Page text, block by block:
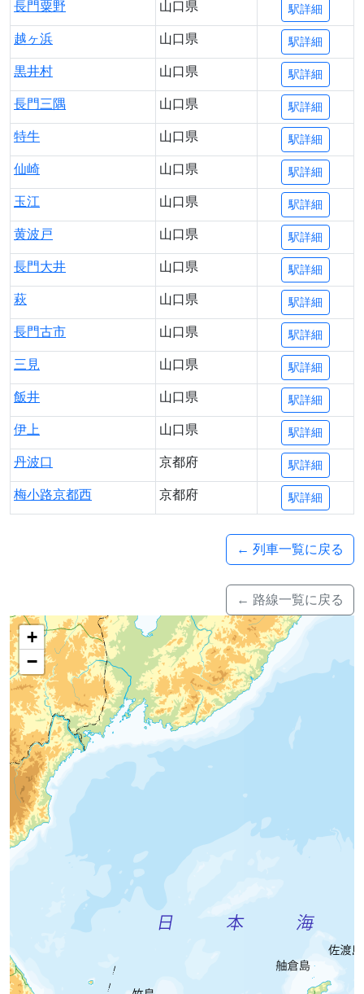
長門粟野 山口県 駅詳細
越ヶ浜 山口県 駅詳細
黒井村 山口県 駅詳細
長門三隅 山口県 駅詳細
特牛 山口県 駅詳細
仙崎 山口県 駅詳細
玉江 山口県 駅詳細
黄波戸 山口県 駅詳細
長門大井 山口県 駅詳細
萩 山口県 駅詳細
長門古市 山口県 駅詳細
三見 山口県 駅詳細
飯井 山口県 駅詳細
伊上 山口県 駅詳細
丹波口 京都府 駅詳細
梅小路京都西 京都府 駅詳細
← 列車一覧に戻る
← 路線一覧に戻る
+
−